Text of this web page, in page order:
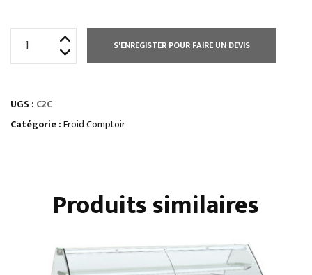
vitrées
coulissantes
S'ENREGISTER POUR FAIRE UN DEVIS
UGS : C2C
Catégorie :Froid Comptoir
Produits similaires